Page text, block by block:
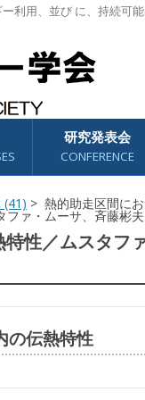
利用、並び に、持続
研究発表会
CONFERENCE
(41) > 熱的助走区間に
ファ・ムーサ、斉藤彬
性／ムスタフ
の伝熱特性